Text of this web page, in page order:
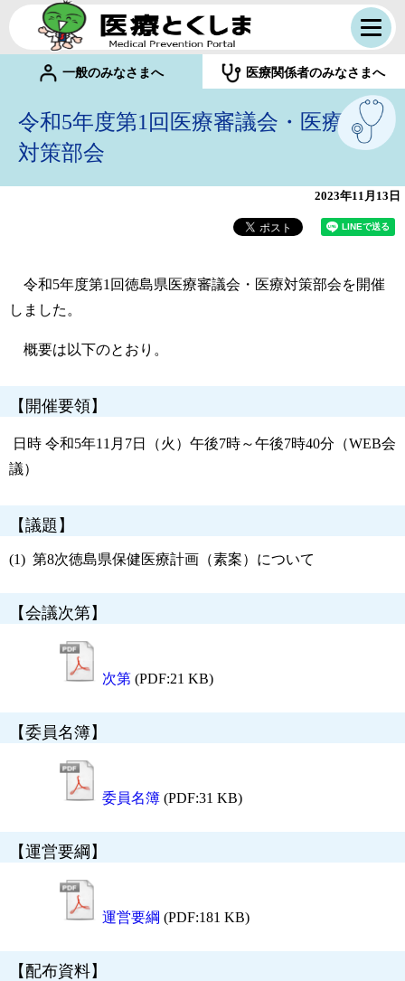
一般のみなさまへ 医療関係者のみなさまへ
令和5年度第1回医療審議会・医療
対策部会
2023年11月13日
令和5年度第1回徳島県医療審議会・医療対策部会を開催
しました。
概要は以下のとおり。
【開催要領】
日時 令和5年11月7日（火）午後7時～午後7時40分（WEB会
議）
【議題】
第8次徳島県保健医療計画（素案）について
【会議次第】
次第 (PDF:21 KB)
【委員名簿】
委員名簿 (PDF:31 KB)
【運営要綱】
運営要綱 (PDF:181 KB)
【配布資料】